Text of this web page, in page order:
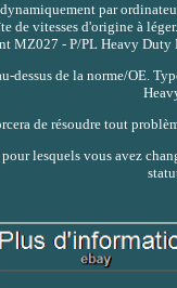
par
de vitesses d'origine à
MZ027 - P/PL Heavy
de la norme/OE.
de résoudre tout
lesquels vous avez